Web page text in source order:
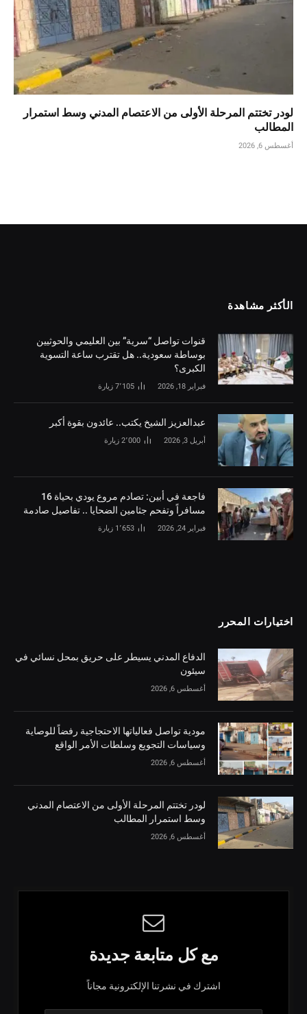
لودر تختتم المرحلة الأولى من الاعتصام المدني وسط استمرار
المطالب
أغسطس 6, 2026
الأكثر مشاهدة
قنوات تواصل “سرية” بين العليمي والحوثيين
بوساطة سعودية.. هل تقترب ساعة التسوية
الكبرى؟
فبراير 18, 2026 7٬105 زيارة
‏عبدالعزيز الشيخ يكتب.. عائدون بقوة أكبر
أبريل 3, 2026 2٬000 زيارة
فاجعة في أبين: تصادم مروع يودي بحياة 16
مسافراً وتفحم جثامين الضحايا .. تفاصيل صادمة
فبراير 24, 2026 1٬653 زيارة
اختيارات المحرر
الدفاع المدني يسيطر على حريق بمحل نسائي في
سيئون
أغسطس 6, 2026
مودية تواصل فعالياتها الاحتجاجية رفضاً للوصاية
وسياسات التجويع وسلطات الأمر الواقع
أغسطس 6, 2026
لودر تختتم المرحلة الأولى من الاعتصام المدني
وسط استمرار المطالب
أغسطس 6, 2026
مع كل متابعة جديدة
اشترك في نشرتنا الإلكترونية مجاناً